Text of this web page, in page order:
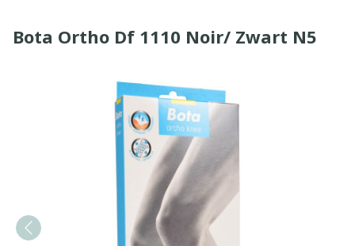
Bota Ortho Df 1110 Noir/ Zwart N5